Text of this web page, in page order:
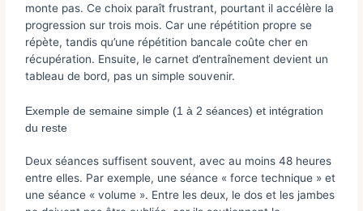
monte pas. Ce choix paraît frustrant, pourtant il accélère la
progression sur trois mois. Car une répétition propre se
répète, tandis qu’une répétition bancale coûte cher en
récupération. Ensuite, le carnet d’entraînement devient un
tableau de bord, pas un simple souvenir.
Exemple de semaine simple (1 à 2 séances) et intégration
du reste
Deux séances suffisent souvent, avec au moins 48 heures
entre elles. Par exemple, une séance « force technique » et
une séance « volume ». Entre les deux, le dos et les jambes